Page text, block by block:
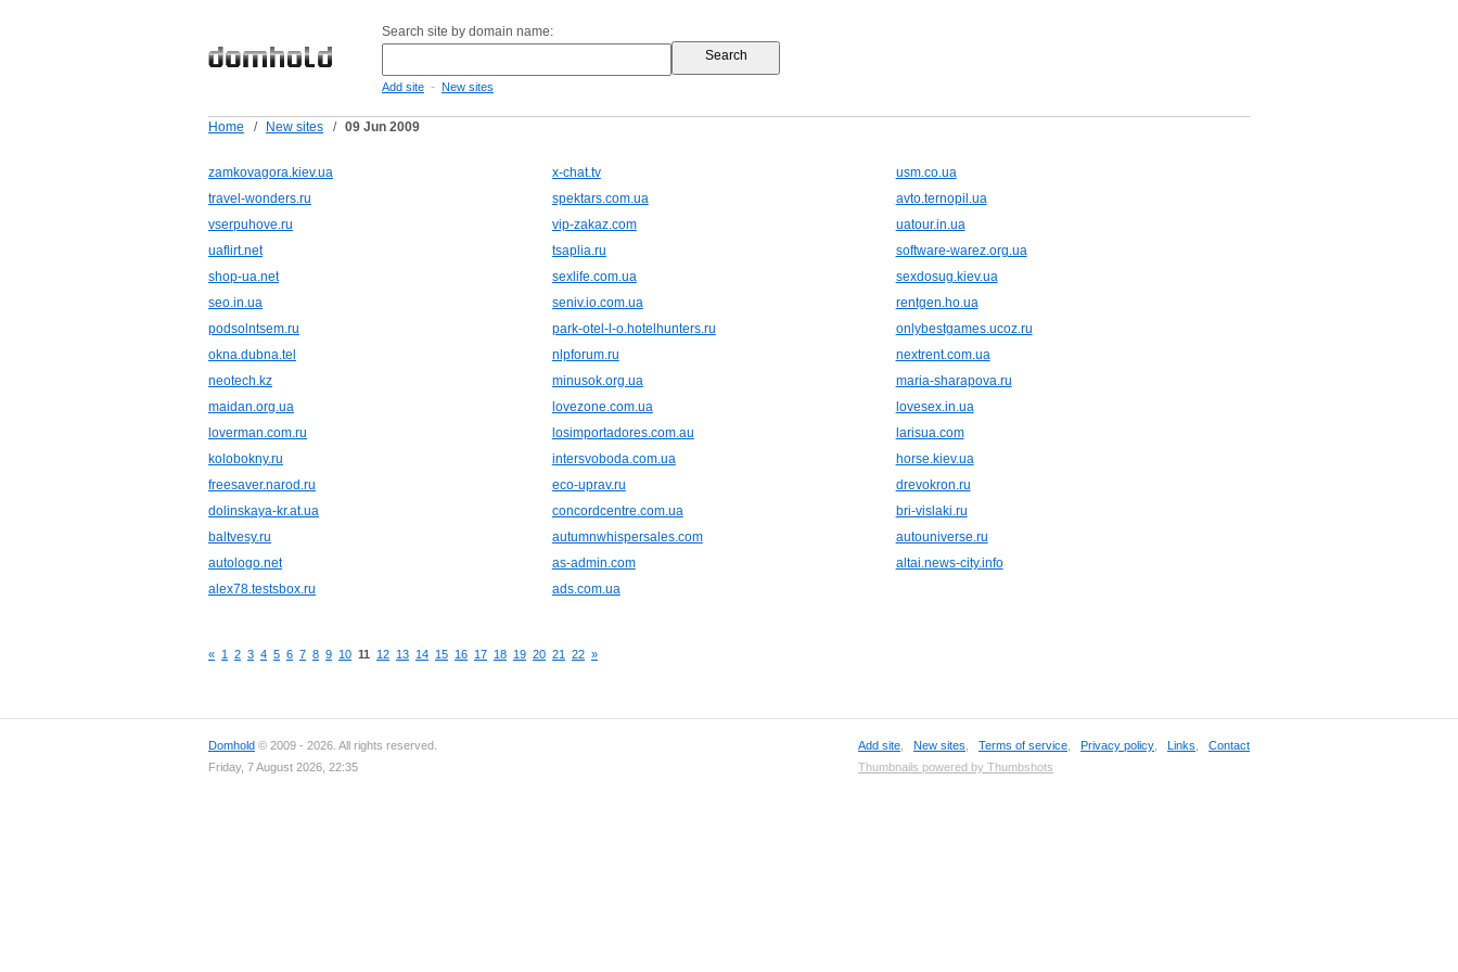
Search site by domain name:
Add site - New sites
Home / New sites / 09 Jun 2009
zamkovagora.kiev.ua x-chat.tv
usm.co.ua
travel-wonders.ru
spektars.com.ua
avto.ternopil.ua
vserpuhove.ru
vip-zakaz.com
uatour.in.ua
uaflirt.net
tsaplia.ru
software-warez.org.ua
shop-ua.net
sexlife.com.ua
sexdosug.kiev.ua
seo.in.ua
seniv.io.com.ua
rentgen.ho.ua
podsolntsem.ru
park-otel-l-o.hotelhunters.ru
onlybestgames.ucoz.ru
okna.dubna.tel
nlpforum.ru
nextrent.com.ua
neotech.kz
minusok.org.ua
maria-sharapova.ru
maidan.org.ua
lovezone.com.ua
lovesex.in.ua
loverman.com.ru
losimportadores.com.au
larisua.com
kolobokny.ru
intersvoboda.com.ua
horse.kiev.ua
freesaver.narod.ru
eco-uprav.ru
drevokron.ru
dolinskaya-kr.at.ua
concordcentre.com.ua
bri-vislaki.ru
baltvesy.ru
autumnwhispersales.com
autouniverse.ru
autologo.net
as-admin.com
altai.news-city.info
alex78.testsbox.ru
ads.com.ua
« 1 2 3 4 5 6 7 8 9 10 11 12 13 14 15 16 17 18 19 20 21 22 »
Domhold © 2009 - 2026. All rights reserved.
Friday, 7 August 2026, 22:35
Add site New sites Terms of service Privacy policy Links
Contact
Thumbnails powered by Thumbshots